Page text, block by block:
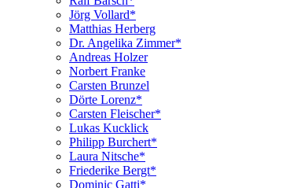
Jörg Vollard*
Matthias Herberg
Dr. Angelika Zimmer*
Andreas Holzer
Norbert Franke
Carsten Brunzel
Dörte Lorenz*
Carsten Fleischer*
Lukas Kucklick
Philipp Burchert*
Laura Nitsche*
Friederike Bergt*
Dominic Gatti*